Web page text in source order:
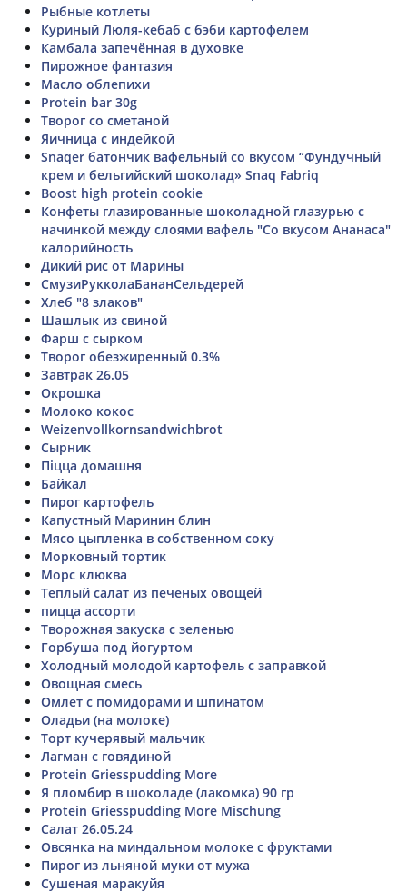
Рыбные котлеты
Куриный Люля-кебаб с бэби картофелем
Камбала запечённая в духовке
Пирожное фантазия
Масло облепихи
Protein bar 30g
Творог со сметаной
Яичница с индейкой
Snaqer батончик вафельный со вкусом “Фундучный
крем и бельгийский шоколад» Snaq Fabriq
Boost high protein cookie
Конфеты глазированные шоколадной глазурью с
начинкой между слоями вафель "Со вкусом Ананаса"
калорийность
Дикий рис от Марины
СмузиРукколаБананСельдерей
Хлеб "8 злаков"
Шашлык из свиной
Фарш с сырком
Творог обезжиренный 0.3%
Завтрак 26.05
Окрошка
Молоко кокос
Weizenvollkornsandwichbrot
Сырник
Піцца домашня
Байкал
Пирог картофель
Капустный Маринин блин
Мясо цыпленка в собственном соку
Морковный тортик
Морс клюква
Теплый салат из печеных овощей
пицца ассорти
Творожная закуска с зеленью
Горбуша под йогуртом
Холодный молодой картофель с заправкой
Овощная смесь
Омлет с помидорами и шпинатом
Оладьи (на молоке)
Торт кучерявый мальчик
Лагман с говядиной
Protein Griesspudding More
Я пломбир в шоколаде (лакомка) 90 гр
Protein Griesspudding More Mischung
Салат 26.05.24
Овсянка на миндальном молоке с фруктами
Пирог из льняной муки от мужа
Сушеная маракуйя